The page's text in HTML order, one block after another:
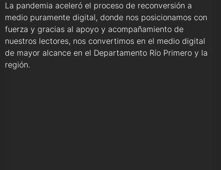
La pandemia aceleró el proceso de reconversión a
medio puramente digital, donde nos posicionamos con
fuerza y gracias al apoyo y acompañamiento de
nuestros lectores, nos convertimos en el medio digital
de mayor alcance en el Departamento Río Primero y la
región.